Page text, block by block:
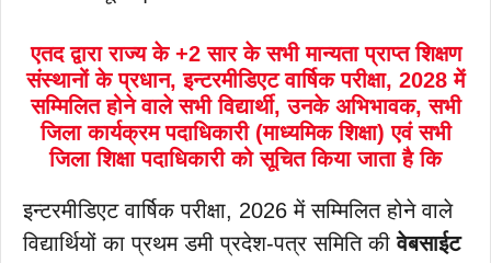
एतद द्वारा राज्य के +2 सार के सभी मान्यता प्राप्त शिक्षण
संस्थानों के प्रधान, इन्टरमीडिएट वार्षिक परीक्षा, 2028 में
सम्मिलित होने वाले सभी विद्यार्थी, उनके अभिभावक, सभी
जिला कार्यक्रम पदाधिकारी (माध्यमिक शिक्षा) एवं सभी
जिला शिक्षा पदाधिकारी को सूचित किया जाता है कि
इन्टरमीडिएट वार्षिक परीक्षा, 2026 में सम्मिलित होने वाले
विद्यार्थियों का प्रथम डमी प्रदेश-पत्र समिति कीवेबसाईट